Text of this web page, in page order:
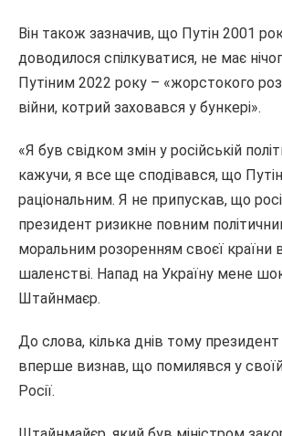
Він також зазначив, що Путін 2001
доводилося спілкуватися, не має
Путіним 2022 року – «жорстокого
війни, котрий заховався у бункері».
«Я був свідком змін у російській
кажучи, я все ще сподівався, що
раціональним. Я не припускав, що
президент ризикне повним
моральним розоренням своєї країни
шаленстві. Напад на Україну мене
Штайнмаєр.
До слова, кілька днів тому
вперше визнав, що помилявся у своїй
Росії.